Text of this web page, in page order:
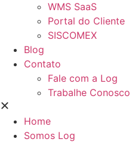
WMS SaaS
Portal do Cliente
SISCOMEX
Blog
Contato
Fale com a Log
Trabalhe Conosco
Home
Somos Log